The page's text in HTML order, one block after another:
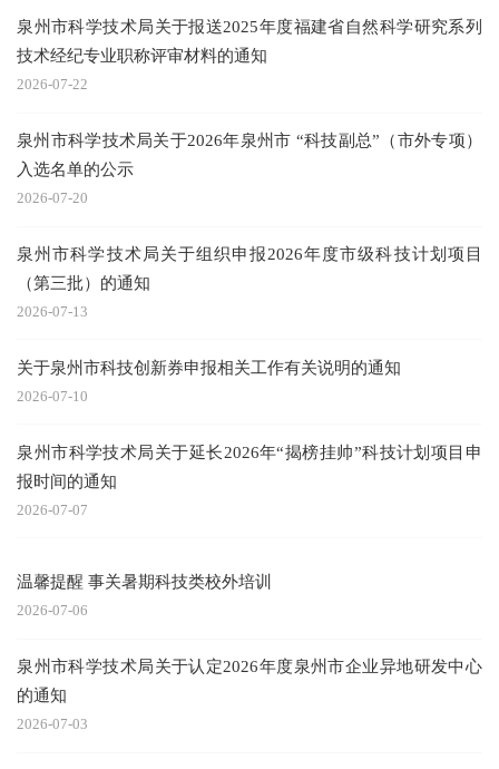
泉州市科学技术局关于报送2025年度福建省自然科学研究系列
技术经纪专业职称评审材料的通知
2026-07-22
泉州市科学技术局关于2026年泉州市 “科技副总”（市外专项）
入选名单的公示
2026-07-20
泉州市科学技术局关于组织申报2026年度市级科技计划项目
（第三批）的通知
2026-07-13
关于泉州市科技创新券申报相关工作有关说明的通知
2026-07-10
泉州市科学技术局关于延长2026年“揭榜挂帅”科技计划项目申
报时间的通知
2026-07-07
温馨提醒 事关暑期科技类校外培训
2026-07-06
泉州市科学技术局关于认定2026年度泉州市企业异地研发中心
的通知
2026-07-03